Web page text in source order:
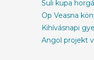
Suli kupa
Op Veasna
Kihívásnapi
Angol projekt